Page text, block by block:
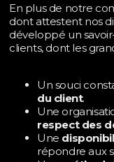
En plus de notre
dont attestent nos
développé un
clients, dont les
Un souci
du client.
Une
respect des
Une
répondre aux